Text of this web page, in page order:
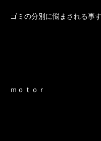
ゴミの分別に悩まされる事
ｍｏｔｏｒ